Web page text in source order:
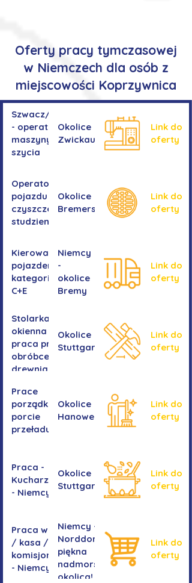
Oferty pracy tymczasowej
w Niemczech dla osób z
miejscowości Koprzywnica
Szwacz/Szwaczka
- operator
maszyny do
szycia
Okolice
Zwickau
Link do
oferty
Operator/operatorka
pojazdu do
czyszczenia
studzienek
Okolice
Bremershaven
Link do
oferty
Kierowanie
pojazdem
kategorii
C+E
Niemcy
-
okolice
Bremy
Link do
oferty
Stolarka
okienna -
praca przy
obróbce
drewnianych
okiennych
Okolice
Stuttgartu
Link do
oferty
Prace
porządkowe w
porcie
przeładunkowym
Okolice
Hanoweru
Link do
oferty
Praca -
Kucharz/kucharka
- Niemcy
Okolice
Stuttgartu
Link do
oferty
Praca w sklepie
/ kasa /
komisjonowanie
- Niemcy
Niemcy -
Norddorf -
piękna
nadmorska
okolica!
Link do
oferty